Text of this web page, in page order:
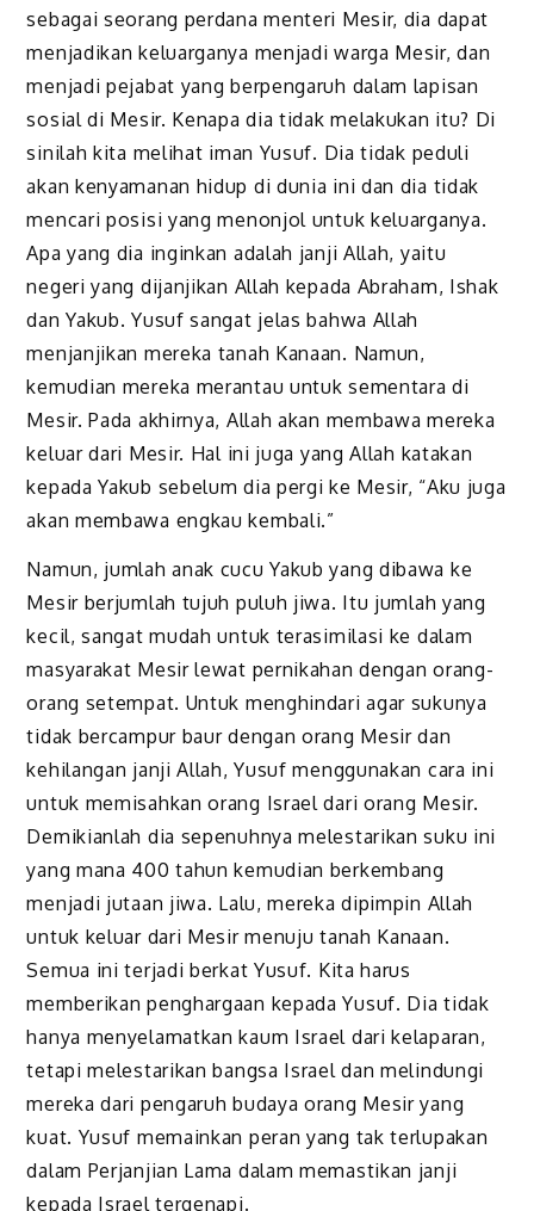
sebagai seorang perdana menteri Mesir, dia dapat
menjadikan keluarganya menjadi warga Mesir, dan
menjadi pejabat yang berpengaruh dalam lapisan
sosial di Mesir. Kenapa dia tidak melakukan itu? Di
sinilah kita melihat iman Yusuf. Dia tidak peduli
akan kenyamanan hidup di dunia ini dan dia tidak
mencari posisi yang menonjol untuk keluarganya.
Apa yang dia inginkan adalah janji Allah, yaitu
negeri yang dijanjikan Allah kepada Abraham, Ishak
dan Yakub. Yusuf sangat jelas bahwa Allah
menjanjikan mereka tanah Kanaan. Namun,
kemudian mereka merantau untuk sementara di
Mesir. Pada akhirnya, Allah akan membawa mereka
keluar dari Mesir. Hal ini juga yang Allah katakan
kepada Yakub sebelum dia pergi ke Mesir, “Aku juga
akan membawa engkau kembali.”
Namun, jumlah anak cucu Yakub yang dibawa ke
Mesir berjumlah tujuh puluh jiwa. Itu jumlah yang
kecil, sangat mudah untuk terasimilasi ke dalam
masyarakat Mesir lewat pernikahan dengan orang-
orang setempat. Untuk menghindari agar sukunya
tidak bercampur baur dengan orang Mesir dan
kehilangan janji Allah, Yusuf menggunakan cara ini
untuk memisahkan orang Israel dari orang Mesir.
Demikianlah dia sepenuhnya melestarikan suku ini
yang mana 400 tahun kemudian berkembang
menjadi jutaan jiwa. Lalu, mereka dipimpin Allah
untuk keluar dari Mesir menuju tanah Kanaan.
Semua ini terjadi berkat Yusuf. Kita harus
memberikan penghargaan kepada Yusuf. Dia tidak
hanya menyelamatkan kaum Israel dari kelaparan,
tetapi melestarikan bangsa Israel dan melindungi
mereka dari pengaruh budaya orang Mesir yang
kuat. Yusuf memainkan peran yang tak terlupakan
dalam Perjanjian Lama dalam memastikan janji
kepada Israel tergenapi.